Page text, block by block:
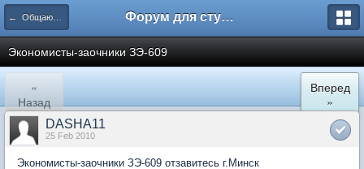
← Общаются экономисты Форум для студента СГА
Экономисты-заочники ЗЭ-609
«
Назад
Вперед
»
DASHA11
25 Feb 2010
Экономисты-заочники ЗЭ-609 отзавитесь г.Минск